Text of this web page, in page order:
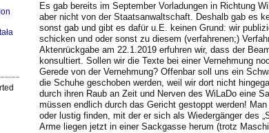
Es gab bereits im September Vorladungen in Richtung
aber nicht von der Staatsanwaltschaft. Deshalb gab es
sonst gab und gibt es dafür u.E. keinen Grund: wir
schicken und oder sonst zu diesem (verfahrenen;)
Aktenrückgabe am 22.1.2019 erfuhren wir, dass der
konsultiert. Sollen wir die Texte bei einer Vernehmung
Gerede von der Vernehmung? Offenbar soll uns ein
die Schuhe geschoben werden, weil wir dort nicht
durch ihren Raub an Zeit und Nerven des WiLaDo eine
müssen endlich durch das Gericht gestoppt werden!
oder lustig finden, mit der er sich als Wiedergänger des
Arme liegen jetzt in einer Sackgasse herum (trotz